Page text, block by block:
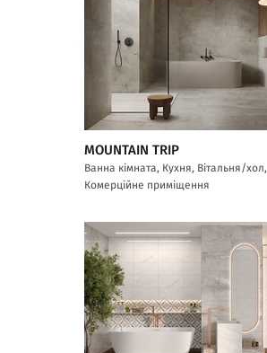
MOUNTAIN TRIP
Ванна кімната, Кухня, Вітальня/хол,
Комерційне приміщення